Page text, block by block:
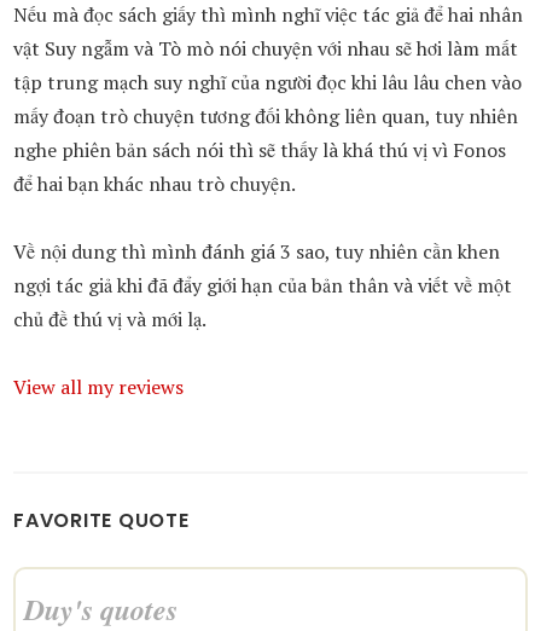
Nếu mà đọc sách giấy thì mình nghĩ việc tác giả để hai nhân
vật Suy ngẫm và Tò mò nói chuyện với nhau sẽ hơi làm mất
tập trung mạch suy nghĩ của người đọc khi lâu lâu chen vào
mấy đoạn trò chuyện tương đối không liên quan, tuy nhiên
nghe phiên bản sách nói thì sẽ thấy là khá thú vị vì Fonos
để hai bạn khác nhau trò chuyện.
Về nội dung thì mình đánh giá 3 sao, tuy nhiên cần khen
ngợi tác giả khi đã đẩy giới hạn của bản thân và viết về một
chủ đề thú vị và mới lạ.
View all my reviews
FAVORITE QUOTE
Duy's quotes